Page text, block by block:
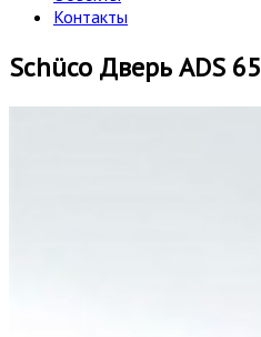
Контакты
Schüco Дверь ADS 65